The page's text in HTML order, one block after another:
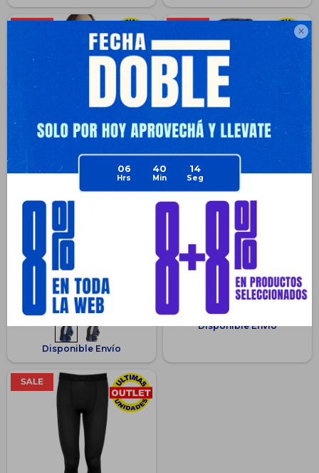

06 40 14
Campera Dama Inflada North
Sails N+ Excelente Abrigo -
Azul
1.343
$ 1.142
$ 1.209
Disponible Envío
Campera Abrigo Topper Inflada
Con Capucha P/ Hombre - Azul
1.268
$
$ 1.078
Disponible Envío